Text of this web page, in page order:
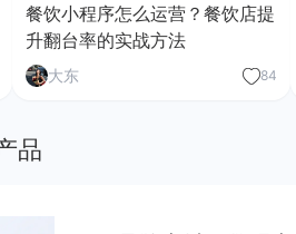
餐饮小程序怎么运营？餐饮店提
升翻台率的实战方法
大东 84
品